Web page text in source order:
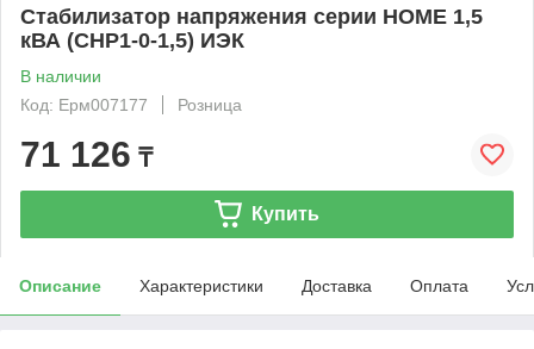
Стабилизатор напряжения серии HOME 1,5
кВА (СНР1-0-1,5) ИЭК
В наличии
Код: Ерм007177
Розница
71 126 ₸
Купить
Описание Характеристики Доставка Оплата